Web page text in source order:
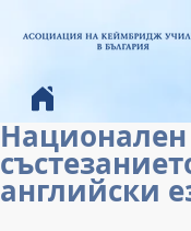
Национален
английски